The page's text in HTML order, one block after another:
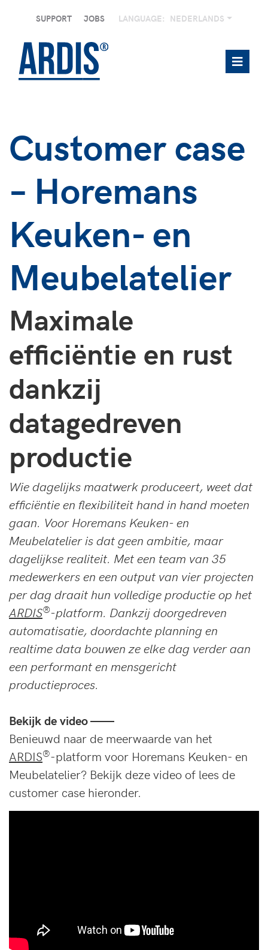
SUPPORT JOBS LANGUAGE: NEDERLANDS
Customer case
– Horemans
Keuken- en
Meubelatelier
Maximale
efficiëntie en rust
dankzij
datagedreven
productie
Wie dagelijks maatwerk produceert, weet dat
efficiëntie en flexibiliteit hand in hand moeten
gaan. Voor Horemans Keuken- en
Meubelatelier is dat geen ambitie, maar
dagelijkse realiteit. Met een team van 35
medewerkers en een output van vier projecten
per dag draait hun volledige productie op het
ARDIS®-platform. Dankzij doorgedreven
automatisatie, doordachte planning en
realtime data bouwen ze elke dag verder aan
een performant en mensgericht
productieproces.
Bekijk de video ——
Benieuwd naar de meerwaarde van het
ARDIS®-platform voor Horemans Keuken- en
Meubelatelier? Bekijk deze video of lees de
customer case hieronder.